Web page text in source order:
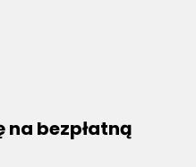
na bezpłatną